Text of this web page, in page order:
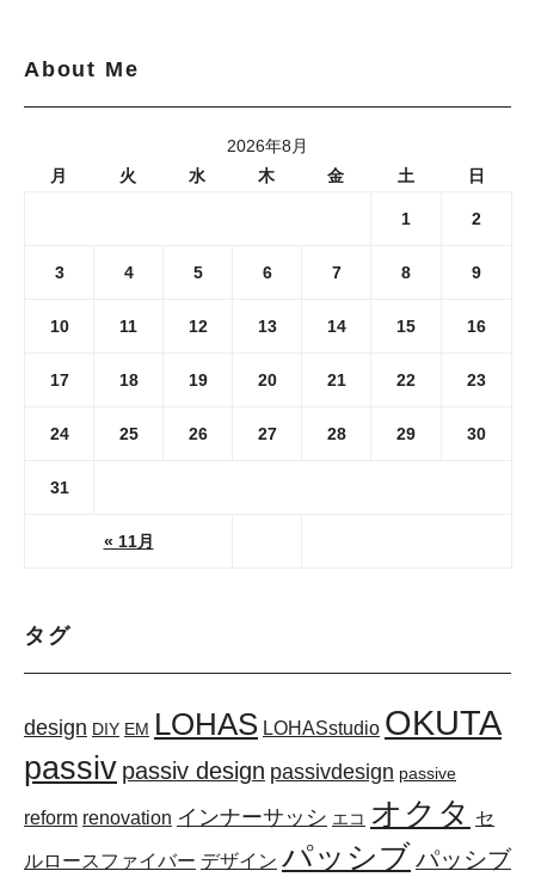
About Me
2026年8月
月
火 水 木 金 土 日
« 11月
1 2
3 4 5 6 7 8 9
10 11 12 13 14 15 16
17 18 19 20 21 22 23
24 25 26 27 28 29 30
31
タグ
design DIY EM LOHAS LOHASstudio OKUTA
passiv passiv design passivdesign passive
reform renovation インナーサッシ エコ オクタ セ
ルロースファイバー デザイン パッシブ パッシブ